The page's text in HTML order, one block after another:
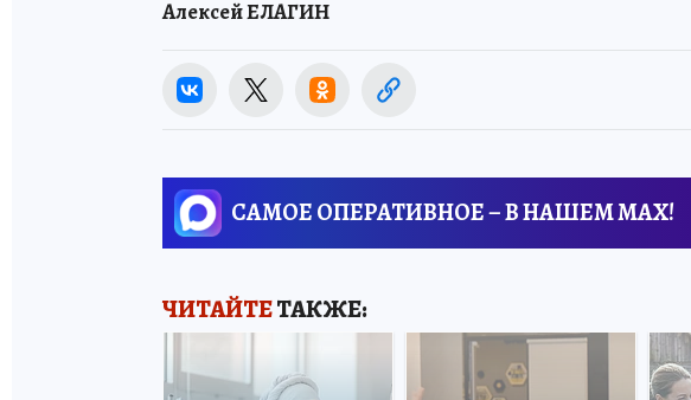
Алексей ЕЛАГИН
САМОЕ ОПЕРАТИВНОЕ – В НАШЕМ MAX!
ЧИТАЙТЕТАКЖЕ: